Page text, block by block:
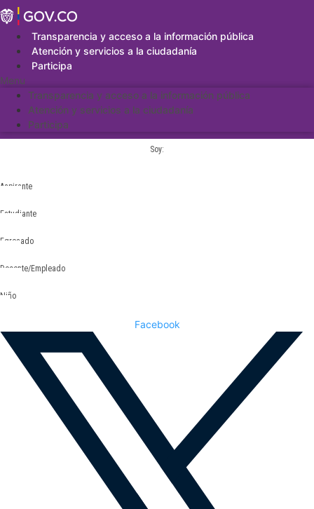
Saltar
al
contenidoTransparencia y acceso a la información pública
Atención y servicios a la ciudadanía
Participa
Menu
Transparencia y acceso a la información pública
Atención y servicios a la ciudadanía
Participa
Soy:
Aspirante
Estudiante
Egresado
Docente/Empleado
Niño
Facebook